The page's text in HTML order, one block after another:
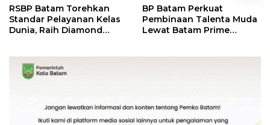
RSBP Batam Torehkan
Standar Pelayanan Kelas
Dunia, Raih Diamond
BP Batam Perkuat
Pembinaan Talenta Muda
Lewat Batam Prime